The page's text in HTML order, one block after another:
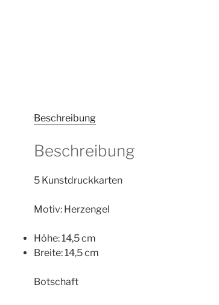
Beschreibung
Beschreibung
5 Kunstdruckkarten
Motiv: Herzengel
Höhe: 14,5 cm
Breite: 14,5 cm
Botschaft